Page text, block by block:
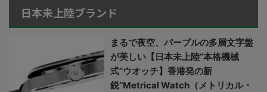
日本未上陸ブランド
まるで夜空、パープルの多層文字盤
が美しい【日本未上陸“本格機械
式”ウオッチ】香港発の新
鋭“Metrical Watch（メトリカル・